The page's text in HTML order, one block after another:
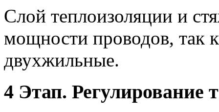
Слой теплоизоляции и
мощности проводов, так
двухжильные.
4 Этап. Регулирование